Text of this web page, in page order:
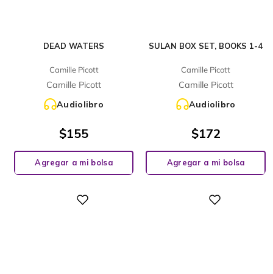
DEAD WATERS
Camille Picott
Camille Picott
Audiolibro
$155
Agregar a mi bolsa
SULAN BOX SET, BOOKS 1-4
Camille Picott
Camille Picott
Audiolibro
$172
Agregar a mi bolsa